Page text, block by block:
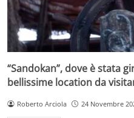
“Sandokan”, dove è stata
bellissime location da
Roberto Arciola 24 Novembre